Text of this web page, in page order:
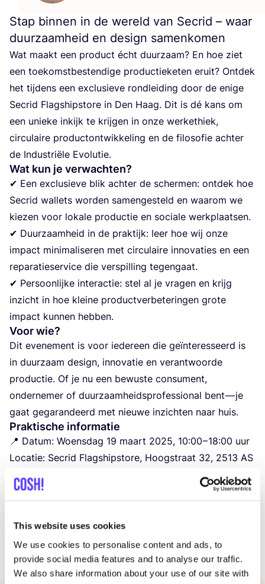
This website uses cookies
We use cookies to personalise content and ads, to
provide social media features and to analyse our traffic.
We also share information about your use of our site with
Stap binnen in de wereld van Secrid – waar
duurzaamheid en design samenkomen
Wat maakt een pro­duct écht duur­zaam? En hoe ziet
een toe­komst­be­sten­di­ge pro­duc­tie­ke­ten eruit? Ont­dek
het tij­dens een exclu­sie­ve rond­lei­ding door de eni­ge
Secrid Flagship­sto­re in Den Haag. Dit is dé kans om
een unie­ke inkijk te krij­gen in onze wer­ke­thiek,
cir­cu­lai­re pro­duct­ont­wik­ke­ling en de filo­so­fie ach­ter
de Indu­stri­ë­le Evolutie.
Wat kun je verwachten?
✔ Een exclu­sie­ve blik ach­ter de scher­men: ont­dek hoe
Secrid wal­lets wor­den samen­ge­steld en waar­om we
kie­zen voor loka­le pro­duc­tie en soci­a­le werk­plaat­sen.
✔ Duur­zaam­heid in de prak­tijk: leer hoe wij onze
impact mini­ma­li­se­ren met cir­cu­lai­re inno­va­ties en een
repa­ra­tie­ser­vi­ce die ver­spil­ling tegen­gaat.
✔ Per­soon­lij­ke inter­ac­tie: stel al je vra­gen en krijg
inzicht in hoe klei­ne pro­duct­ver­be­te­rin­gen gro­te
impact kun­nen hebben.
Voor wie?
Dit eve­ne­ment is voor ieder­een die geïn­te­res­seerd is
in duur­zaam design, inno­va­tie en ver­ant­woor­de
pro­duc­tie. Of je nu een bewus­te con­su­ment,
onder­ne­mer of duur­zaam­heids­pro­fes­si­o­nal bent — je
gaat gega­ran­deerd met nieu­we inzich­ten naar huis.
Praktische informatie
📍 Datum: Woens­dag 19 maart 2025, 10:00–18:00 uur
Loca­tie: Secrid Flagship­sto­re, Hoogstraat 32, 2513 AS
Heb je nog vragen?
Ted­die de Goe­de
Brand Ambas­sa­dor
Tel​.nr.: +
( ) 390